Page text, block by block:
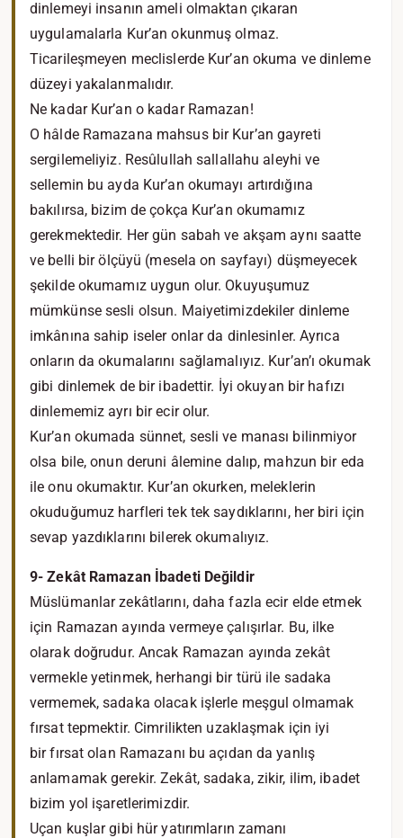
dinlemeyi insanın ameli olmaktan çıkaran
uygulamalarla Kur’an okunmuş olmaz.
Ticarileşmeyen meclislerde Kur’an okuma ve dinleme
düzeyi yakalanmalıdır.
Ne kadar Kur’an o kadar Ramazan!
O hâlde Ramazana mahsus bir Kur’an gayreti
sergilemeliyiz. Resûlullah sallallahu aleyhi ve
sellemin bu ayda Kur’an okumayı artırdığına
bakılırsa, bizim de çokça Kur’an okumamız
gerekmektedir. Her gün sabah ve akşam aynı saatte
ve belli bir ölçüyü (mesela on sayfayı) düşmeyecek
şekilde okumamız uygun olur. Okuyuşumuz
mümkünse sesli olsun. Maiyetimizdekiler dinleme
imkânına sahip iseler onlar da dinlesinler. Ayrıca
onların da okumalarını sağlamalıyız. Kur’an’ı okumak
gibi dinlemek de bir ibadettir. İyi okuyan bir hafızı
dinlememiz ayrı bir ecir olur.
Kur’an okumada sünnet, sesli ve manası bilinmiyor
olsa bile, onun deruni âlemine dalıp, mahzun bir eda
ile onu okumaktır. Kur’an okurken, meleklerin
okuduğumuz harfleri tek tek saydıklarını, her biri için
sevap yazdıklarını bilerek okumalıyız.
9- Zekât Ramazan İbadeti Değildir
Müslümanlar zekâtlarını, daha fazla ecir elde etmek
için Ramazan ayında vermeye çalışırlar. Bu, ilke
olarak doğrudur. Ancak Ramazan ayında zekât
vermekle yetinmek, herhangi bir türü ile sadaka
vermemek, sadaka olacak işlerle meşgul olmamak
fırsat tepmektir. Cimrilikten uzaklaşmak için iyi
bir fırsat olan Ramazanı bu açıdan da yanlış
anlamamak gerekir. Zekât, sadaka, zikir, ilim, ibadet
bizim yol işaretlerimizdir.
Uçan kuşlar gibi hür yatırımların zamanı